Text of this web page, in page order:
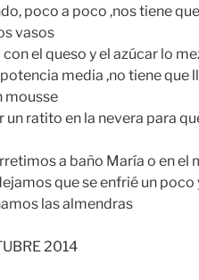
poco a poco ,nos tiene
vasos
el queso y el azúcar lo
media ,no tiene que
mousse
un ratito en la nevera para
a baño María o en el
que se enfrié un
las almendras
2014